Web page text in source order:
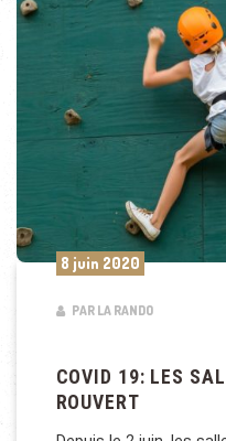
8 juin 2020
PAR LA RANDO
COVID 19: LES
ROUVERT